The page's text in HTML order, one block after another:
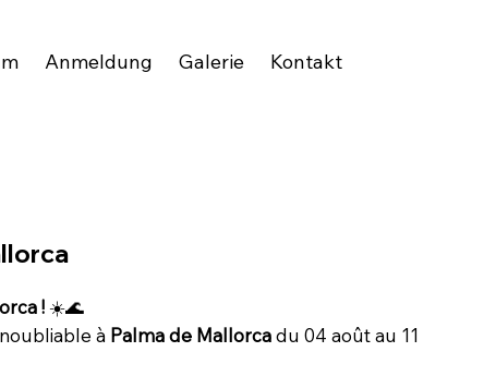
Anmeldung Galerie Kontakt
!☀️🌊
à Palma de Mallorcadu 04 août au 11